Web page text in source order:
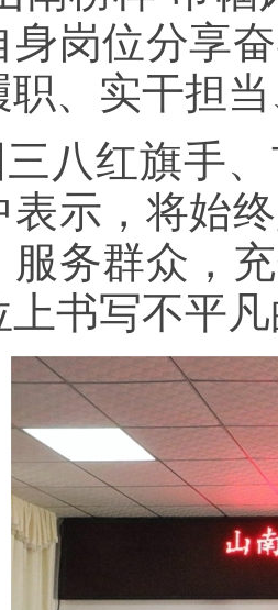
身岗位分享
职、实干担
八红旗手
表示，将始
服务群众，
上书写不平